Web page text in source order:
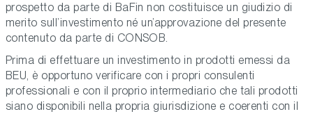
prospetto da parte di BaFin non costituisce un giudizio di
merito sull’investimento né un’approvazione del presente
contenuto da parte di CONSOB.
Prima di effettuare un investimento in prodotti emessi da
BEU, è opportuno verificare con i propri consulenti
professionali e con il proprio intermediario che tali prodotti
siano disponibili nella propria giurisdizione e coerenti con il